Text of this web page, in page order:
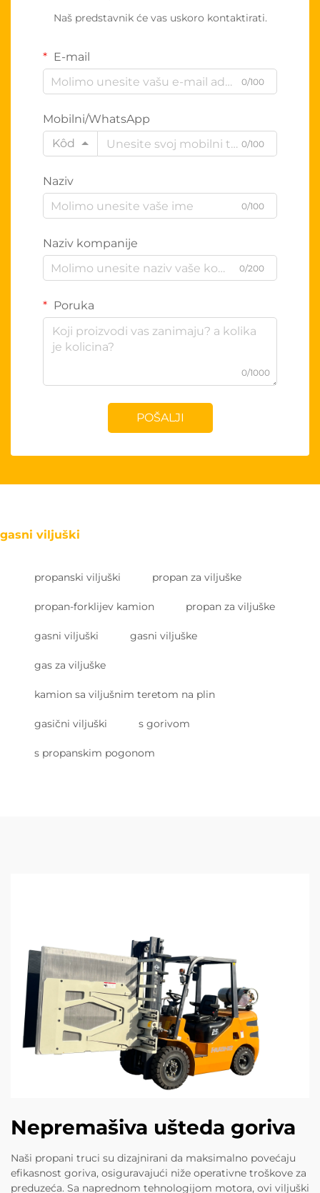
Naš predstavnik će vas uskoro kontaktirati.
E-mail
0/100
Mobilni/WhatsApp
Kôd
0/100
Naziv
0/100
Naziv kompanije
0/200
Poruka
0/1000
POŠALJI
gasni viljuški
propanski viljuški propan za viljuške
propan-forklijev kamion propan za viljuške
gasni viljuški gasni viljuške
gas za viljuške
kamion sa viljušnim teretom na plin
gasični viljuški s gorivom
s propanskim pogonom
Nepremašiva ušteda goriva
Naši propani truci su dizajnirani da maksimalno povećaju
efikasnost goriva, osiguravajući niže operativne troškove za
preduzeća. Sa naprednom tehnologijom motora, ovi viljuški